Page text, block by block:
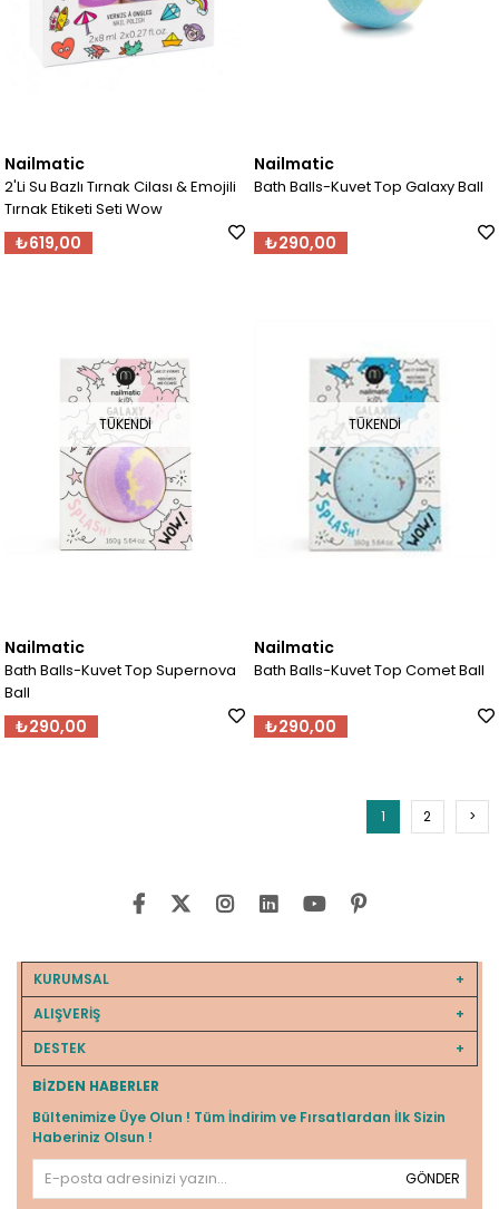
Nailmatic
2'Li Su Bazlı Tırnak Cilası & Emojili
Tırnak Etiketi Seti Wow
₺619,00
Nailmatic
Bath Balls-Kuvet Top Galaxy Ball
₺290,00
TÜKENDI
Nailmatic
Bath Balls-Kuvet Top Supernova
Ball
₺290,00
TÜKENDI
Nailmatic
Bath Balls-Kuvet Top Comet Ball
₺290,00
1 2 >
KURUMSAL
ALIŞVERİŞ
DESTEK
BIZDEN HABERLER
Bültenimize Üye Olun ! Tüm İndirim ve Fırsatlardan İlk Sizin
Haberiniz Olsun !
GÖNDER